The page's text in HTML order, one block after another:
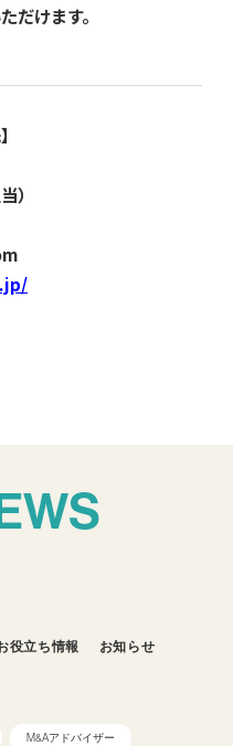
だけます。
）
役立ち情報 お知らせ
M&Aアドバイザー